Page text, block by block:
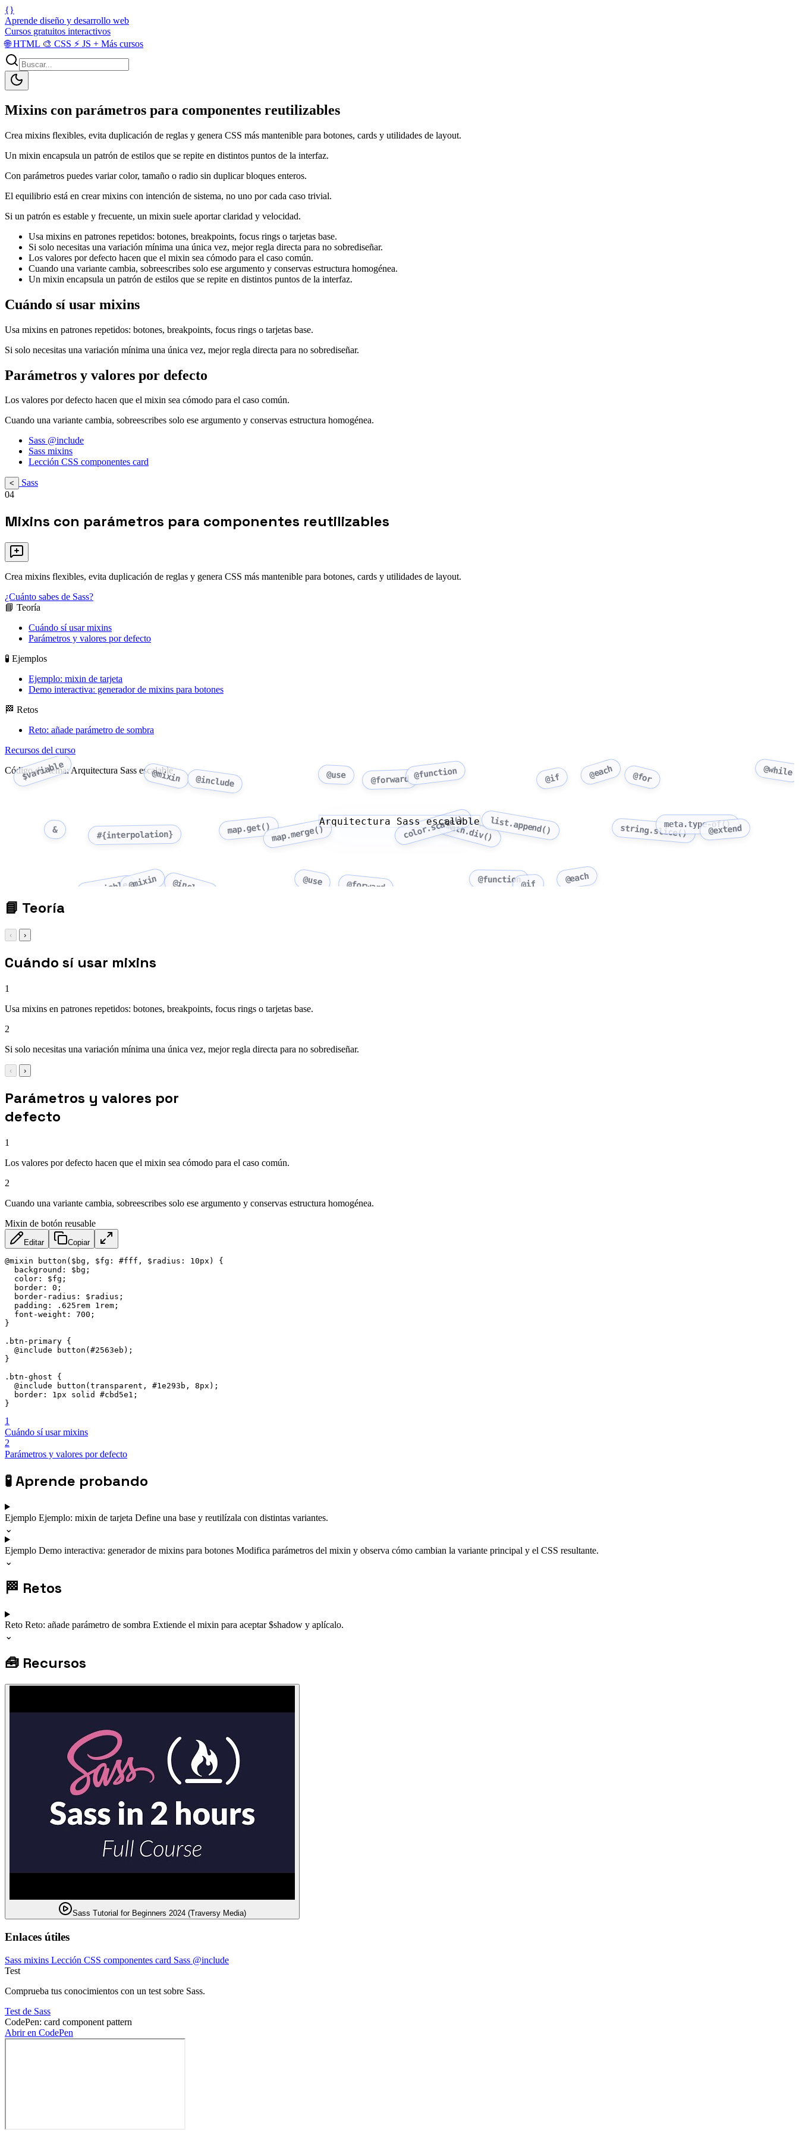
{}
Aprende diseño y desarrollo web
Cursos gratuitos interactivos
🌐HTML 🎨 CSS ⚡ JS + Más cursos
Mixins con parámetros para componentes reutilizables
Crea mixins flexibles, evita duplicación de reglas y genera CSS más mantenible para botones, cards y utilidades de layout.
Un mixin encapsula un patrón de estilos que se repite en distintos puntos de la interfaz.
Con parámetros puedes variar color, tamaño o radio sin duplicar bloques enteros.
El equilibrio está en crear mixins con intención de sistema, no uno por cada caso trivial.
Si un patrón es estable y frecuente, un mixin suele aportar claridad y velocidad.
Usa mixins en patrones repetidos: botones, breakpoints, focus rings o tarjetas base.
Si solo necesitas una variación mínima una única vez, mejor regla directa para no sobrediseñar.
Los valores por defecto hacen que el mixin sea cómodo para el caso común.
Cuando una variante cambia, sobreescribes solo ese argumento y conservas estructura homogénea.
Un mixin encapsula un patrón de estilos que se repite en distintos puntos de la interfaz.
Cuándo sí usar mixins
Usa mixins en patrones repetidos: botones, breakpoints, focus rings o tarjetas base.
Si solo necesitas una variación mínima una única vez, mejor regla directa para no sobrediseñar.
Parámetros y valores por defecto
Los valores por defecto hacen que el mixin sea cómodo para el caso común.
Cuando una variante cambia, sobreescribes solo ese argumento y conservas estructura homogénea.
Sass @include
Sass mixins
Lección CSS componentes card
<
Sass
04
Mixins con parámetros para componentes reutilizables
Crea mixins flexibles, evita duplicación de reglas y genera CSS más mantenible para botones, cards y utilidades de layout.
¿Cuánto sabes de Sass?
📘 Teoría
Cuándo sí usar mixins
Parámetros y valores por defecto
🧪 Ejemplos
Ejemplo: mixin de tarjeta
Demo interactiva: generador de mixins para botones
🏁 Retos
Reto: añade parámetro de sombra
Recursos del curso
Código del tema: Arquitectura Sass escalable
$variable @mixin @include @use @forward @function @if @each @for @while
& #{interpolation} map.get()map.merge() color.scale()math.div()list.append() string.slice()meta.type-of()
@extend
$variable@mixin @include @use @forward @function@if @each
Arquitectura Sass escalable
📘 Teoría
‹ ›
Cuándo sí usar mixins
1
Usa mixins en patrones repetidos: botones, breakpoints, focus rings o tarjetas base.
2
Si solo necesitas una variación mínima una única vez, mejor regla directa para no sobrediseñar.
‹ ›
Parámetros y valores por
defecto
1
Los valores por defecto hacen que el mixin sea cómodo para el caso común.
2
Cuando una variante cambia, sobreescribes solo ese argumento y conservas estructura homogénea.
Mixin de botón reusable
Editar Copiar
@mixin button($bg, $fg: #fff, $radius: 10px) {
  background: $bg;
  color: $fg;
  border: 0;
  border-radius: $radius;
  padding: .625rem 1rem;
  font-weight: 700;
}
.btn-primary {
  @include button(#2563eb);
}
.btn-ghost {
  @include button(transparent, #1e293b, 8px);
  border: 1px solid #cbd5e1;
}
1
Cuándo sí usar mixins
2
Parámetros y valores por defecto
🧪Aprende probando
Ejemplo Ejemplo: mixin de tarjeta Define una base y reutilízala con distintas variantes.
⌄
Ejemplo Demo interactiva: generador de mixins para botones Modifica parámetros del mixin y observa cómo cambian la variante principal y el CSS resultante.
⌄
🏁 Retos
Reto Reto: añade parámetro de sombra Extiende el mixin para aceptar $shadow y aplícalo.
⌄
🧰 Recursos
Sass Tutorial for Beginners 2024 (Traversy Media)
Enlaces útiles
Sass mixins Lección CSS componentes card Sass @include
Test
Comprueba tus conocimientos con un test sobre Sass.
Test de Sass
CodePen: card component pattern
Abrir en CodePen